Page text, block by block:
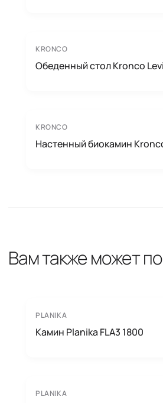
KRONCO
Обеденный стол Kronco
KRONCO
Настенный биокамин
Вам также может
PLANIKA
Камин Planika FLA3 1800
PLANIKA